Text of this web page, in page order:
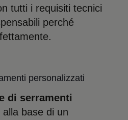
tutti i requisiti tecnici
perché
personalizzati
di serramenti
alla base di un